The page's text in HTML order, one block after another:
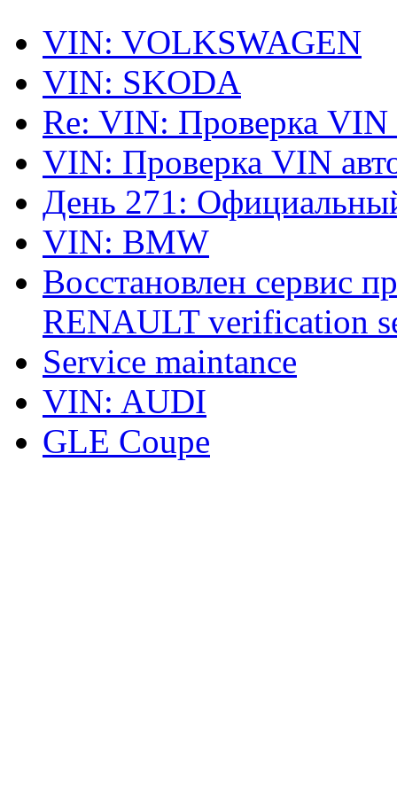
VIN: VOLKSWAGEN
VIN: SKODA
Re: VIN: Проверка VIN
VIN: Проверка VIN
День 271:
VIN: BMW
Восстановлен сервис
RENAULT verification
Service maintance
VIN: AUDI
GLE Coupe